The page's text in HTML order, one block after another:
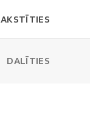
DALĪTIES